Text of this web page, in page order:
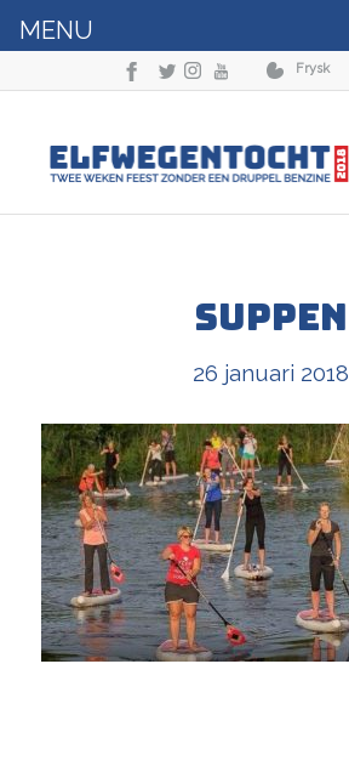
Frysk
suppen
26 januari 2018
MENU